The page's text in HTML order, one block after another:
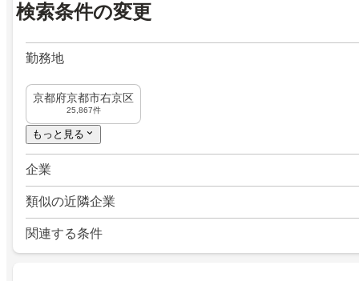
検索条件の変更
勤務地
京都府京都市右京区
25,867件
もっと見る
企業
類似の近隣企業
関連する条件